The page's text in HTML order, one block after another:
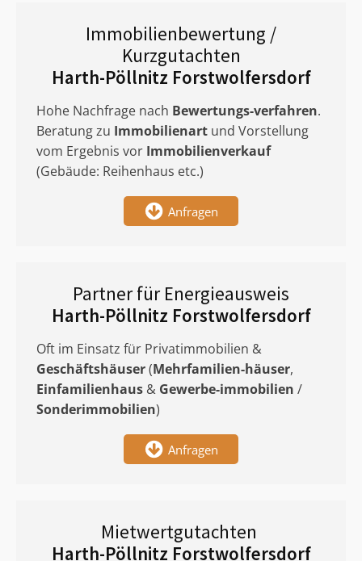
Immobilienbewertung /
Kurzgutachten
Harth-Pöllnitz Forstwolfersdorf
Hohe Nachfrage nach Bewertungs-verfahren.
Beratung zu Immobilienart und Vorstellung
vom Ergebnis vor Immobilienverkauf
(Gebäude: Reihenhaus etc.)
Anfragen
Partner für Energieausweis
Harth-Pöllnitz Forstwolfersdorf
Oft im Einsatz für Privatimmobilien &
Geschäftshäuser(Mehrfamilien-häuser,
Einfamilienhaus & Gewerbe-immobilien /
Sonderimmobilien)
Anfragen
Mietwertgutachten
Harth-Pöllnitz Forstwolfersdorf